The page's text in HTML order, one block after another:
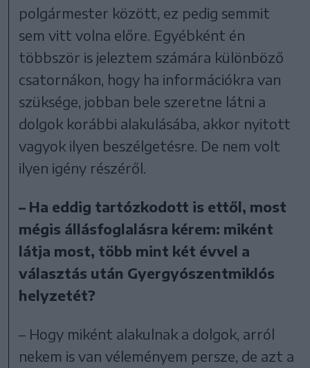
polgármester között, ez pedig semmit
sem vitt volna előre. Egyébként én
többször is jeleztem számára különböző
csatornákon, hogy ha információkra van
szüksége, jobban bele szeretne látni a
dolgok korábbi alakulásába, akkor nyitott
vagyok ilyen beszélgetésre. De nem volt
ilyen igény részéről.
– Ha eddig tartózkodott is ettől, most
mégis állásfoglalásra kérem: miként
látja most, több mint két évvel a
választás után Gyergyószentmiklós
helyzetét?
– Hogy miként alakulnak a dolgok, arról
nekem is van véleményem persze, de azt a